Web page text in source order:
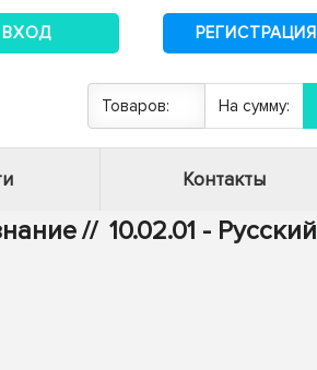
ВХОД РЕГИСТРАЦИЯ
Товаров: На сумму:
Контакты
// 10.02.01 - Русский